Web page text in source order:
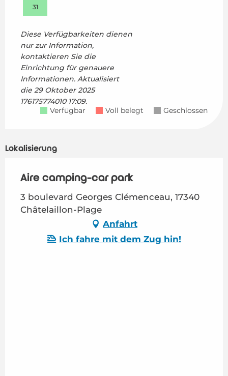
31
Diese Verfügbarkeiten dienen
nur zur Information,
kontaktieren Sie die
Einrichtung für genauere
Informationen. Aktualisiert
die 29 Oktober 2025
176175774010 17:09.
Verfügbar
Voll belegt Geschlossen
Lokalisierung
Aire camping-car park
3 boulevard Georges Clémenceau, 17340
Châtelaillon-Plage
Anfahrt
Ich fahre mit dem Zug hin!